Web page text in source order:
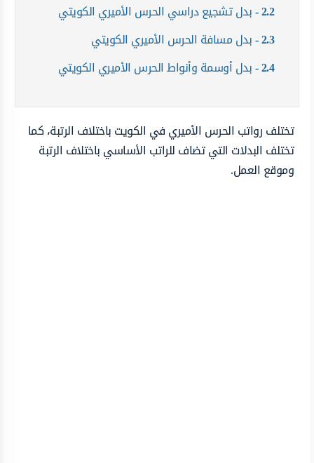
2.2 بدل تشجيع دراسي الحرس الأميري الكويتي
2.3 بدل مسافة الحرس الأميري الكويتي
2.4 بدل أوسمة وأنواط الحرس الأميري الكويتي
تختلف رواتب الحرس الأميري في الكويت باختلاف الرتبة، كما
تختلف البدلات التي تضاف للراتب الأساسي باختلاف الرتبة
وموقع العمل.